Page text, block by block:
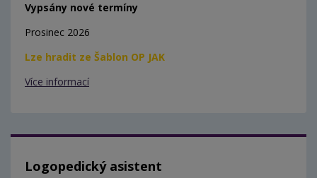
Vypsány nové termíny
Prosinec 2026
Lze hradit ze Šablon OP JAK
Více informací
Logopedický asistent